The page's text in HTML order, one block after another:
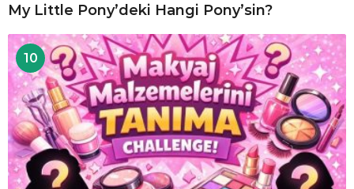
My Little Pony’deki Hangi Pony’sin?
10